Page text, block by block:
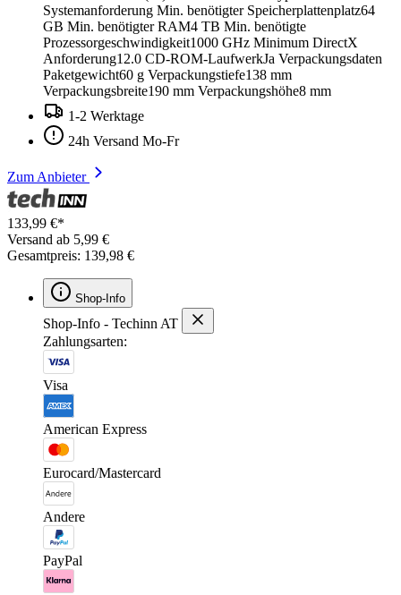
Systemanforderung Min. benötigter Speicherplattenplatz64
GB Min. benötigter RAM4 TB Min. benötigte
Prozessorgeschwindigkeit1000 GHz Minimum DirectX
Anforderung12.0 CD-ROM-LaufwerkJa Verpackungsdaten
Paketgewicht60 g Verpackungstiefe138 mm
Verpackungsbreite190 mm Verpackungshöhe8 mm
1-2 Werktage
24h Versand Mo-Fr
Zum Anbieter
133,99 €*
Versand ab 5,99 €
Gesamtpreis: 139,98 €
Shop-Info
Shop-Info - Techinn AT
Zahlungsarten:
Visa
American Express
Eurocard/Mastercard
Andere
PayPal